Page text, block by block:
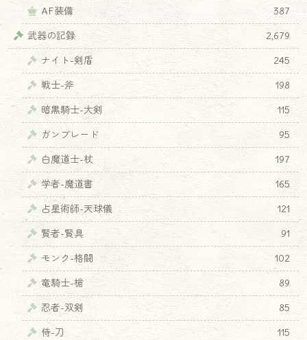
AF装備
387
武器の記録
2,679
ナイト-剣盾
245
戦士-斧
198
暗黒騎士-大剣
115
ガンブレード
95
白魔道士-杖
197
学者-魔道書
165
占星術師-天球儀
121
賢者-賢具
91
モンク-格闘
102
竜騎士-槍
89
忍者-双剣
85
侍-刀
115